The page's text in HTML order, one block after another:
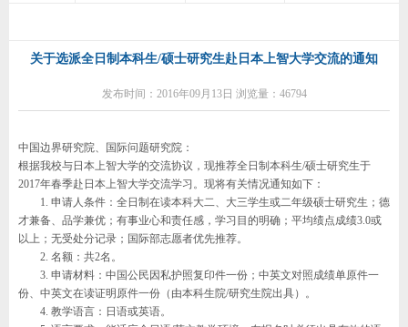
关于选派全日制本科生/硕士研究生赴日本上智大学交流的通知
发布时间：2016年09月13日 浏览量：46794
中国边界研究院、国际问题研究院：
根据我校与日本上智大学的交流协议，现推荐全日制本科生/硕士研究生于
2017年春季赴日本上智大学交流学习。现将有关情况通知如下：
1. 申请人条件：全日制在读本科大二、大三学生或二年级硕士研究生；德
才兼备、品学兼优；有事业心和责任感，学习目的明确；平均绩点成绩3.0或
以上；无受处分记录；国际部志愿者优先推荐。
2. 名额：共2名。
3. 申请材料：中国公民因私护照复印件一份；中英文对照成绩单原件一
份、中英文在读证明原件一份（由本科生院/研究生院出具）。
4. 教学语言：日语或英语。